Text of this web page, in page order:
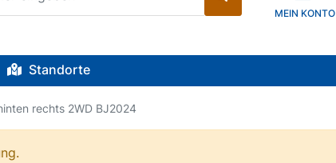
MEIN KONTO
Standorte
rechts 2WD BJ2024